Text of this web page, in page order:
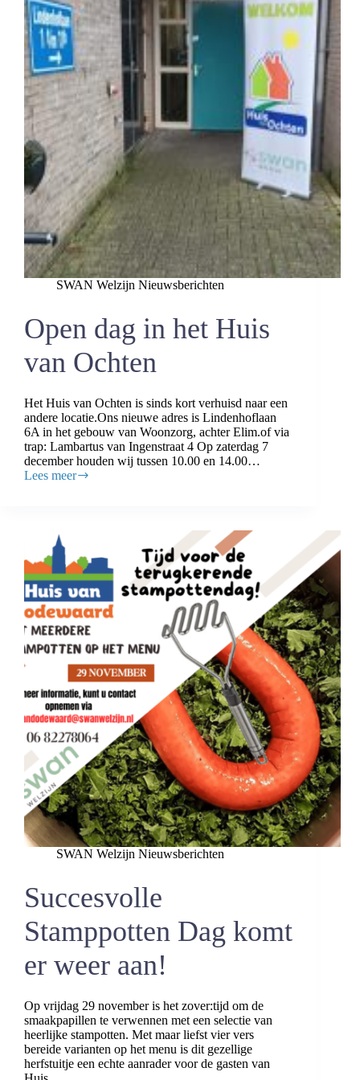
SWAN Welzijn Nieuwsberichten
Open dag in het Huis
van Ochten
Het Huis van Ochten is sinds kort verhuisd naar een
andere locatie.Ons nieuwe adres is Lindenhoflaan
6A in het gebouw van Woonzorg, achter Elim.of via
trap: Lambartus van Ingenstraat 4 Op zaterdag 7
december houden wij tussen 10.00 en 14.00…
Lees meer
Open
Ochten
SWAN Welzijn Nieuwsberichten
Succesvolle
Stamppotten Dag komt
er weer aan!
Op vrijdag 29 november is het zover:tijd om de
smaakpapillen te verwennen met een selectie van
heerlijke stampotten. Met maar liefst vier vers
bereide varianten op het menu is dit gezellige
herfstuitje een echte aanrader voor de gasten van